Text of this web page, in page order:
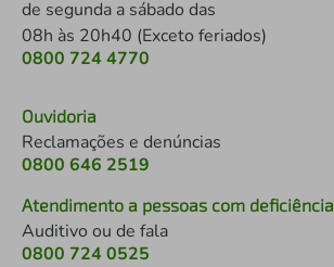
de segunda a sábado das
08h às 20h40 (Exceto feriados)
0800 724 4770
Ouvidoria
Reclamações e denúncias
0800 646 2519
Atendimento a pessoas com deficiência
Auditivo ou de fala
0800 724 0525